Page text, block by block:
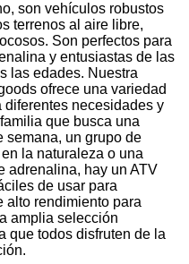
son vehículos robustos
terrenos al aire libre,
Son perfectos para
y entusiastas de las
las edades. Nuestra
ofrece una variedad
necesidades y
que busca una
semana, un grupo de
la naturaleza o una
adrenalina, hay un ATV
de usar para
alto rendimiento para
amplia selección
que todos disfruten de la